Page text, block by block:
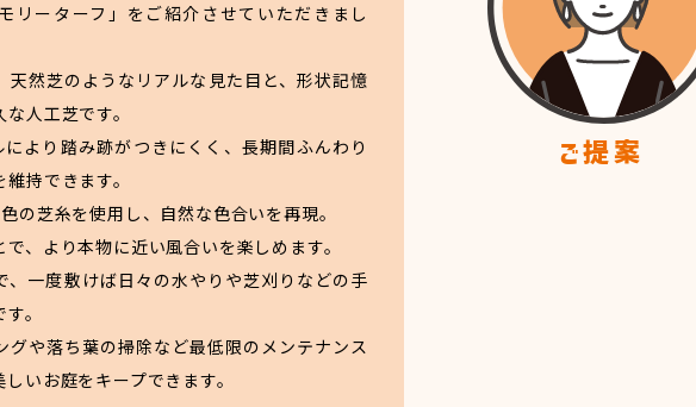
リーターフ」をご紹介させていただきまし
天然芝のようなリアルな見た目と、形状記憶
人工芝です。
より踏み跡がつきにくく、長期間ふんわり
持できます。
の芝糸を使用し、自然な色合いを再現。
、より本物に近い風合いを楽しめます。
、一度敷けば日々の水やりや芝刈りなどの手
。
グや落ち葉の掃除など最低限のメンテナンス
いお庭をキープできます。